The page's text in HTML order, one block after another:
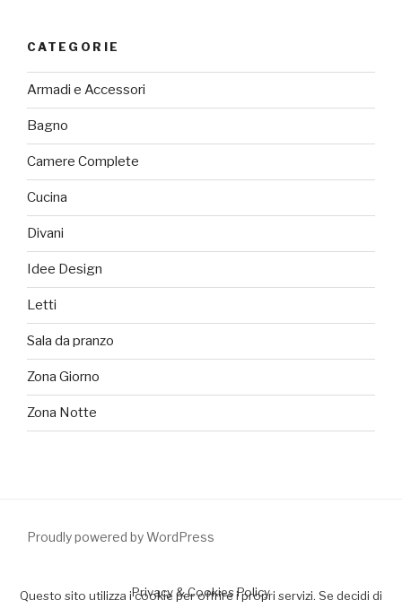
CATEGORIE
Armadi e Accessori
Bagno
Camere Complete
Cucina
Divani
Idee Design
Letti
Sala da pranzo
Zona Giorno
Zona Notte
Proudly powered by WordPress
Questo sito utilizza i cookie per offrire i propri servizi. Se decidi di
Privacy & Cookies Policy